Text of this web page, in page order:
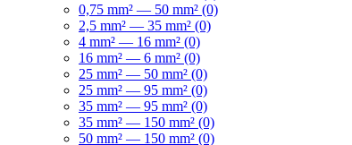
0,75 mm² — 50 mm² (0)
2,5 mm² — 35 mm² (0)
4 mm² — 16 mm² (0)
16 mm² — 6 mm² (0)
25 mm² — 50 mm² (0)
25 mm² — 95 mm² (0)
35 mm² — 95 mm² (0)
35 mm² — 150 mm² (0)
50 mm² — 150 mm² (0)